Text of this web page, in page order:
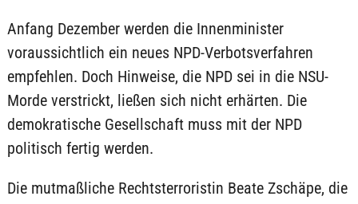
Anfang Dezember werden die Innenminister
voraussichtlich ein neues NPD-Verbotsverfahren
empfehlen. Doch Hinweise, die NPD sei in die NSU-
Morde verstrickt, ließen sich nicht erhärten. Die
demokratische Gesellschaft muss mit der NPD
politisch fertig werden.
Die mutmaßliche Rechtsterroristin Beate Zschäpe, die